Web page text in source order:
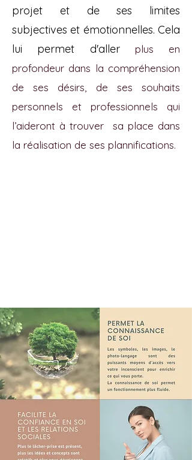
projet et de ses limites
subjectives et émotionnelles. Cela
lui permet d'aller
plus en
profondeur dans la compréhension
de ses désirs, de ses souhaits
personnels et professionnels qui
l’aideront à trouver sa place dans
la réalisation de ses plannifications.